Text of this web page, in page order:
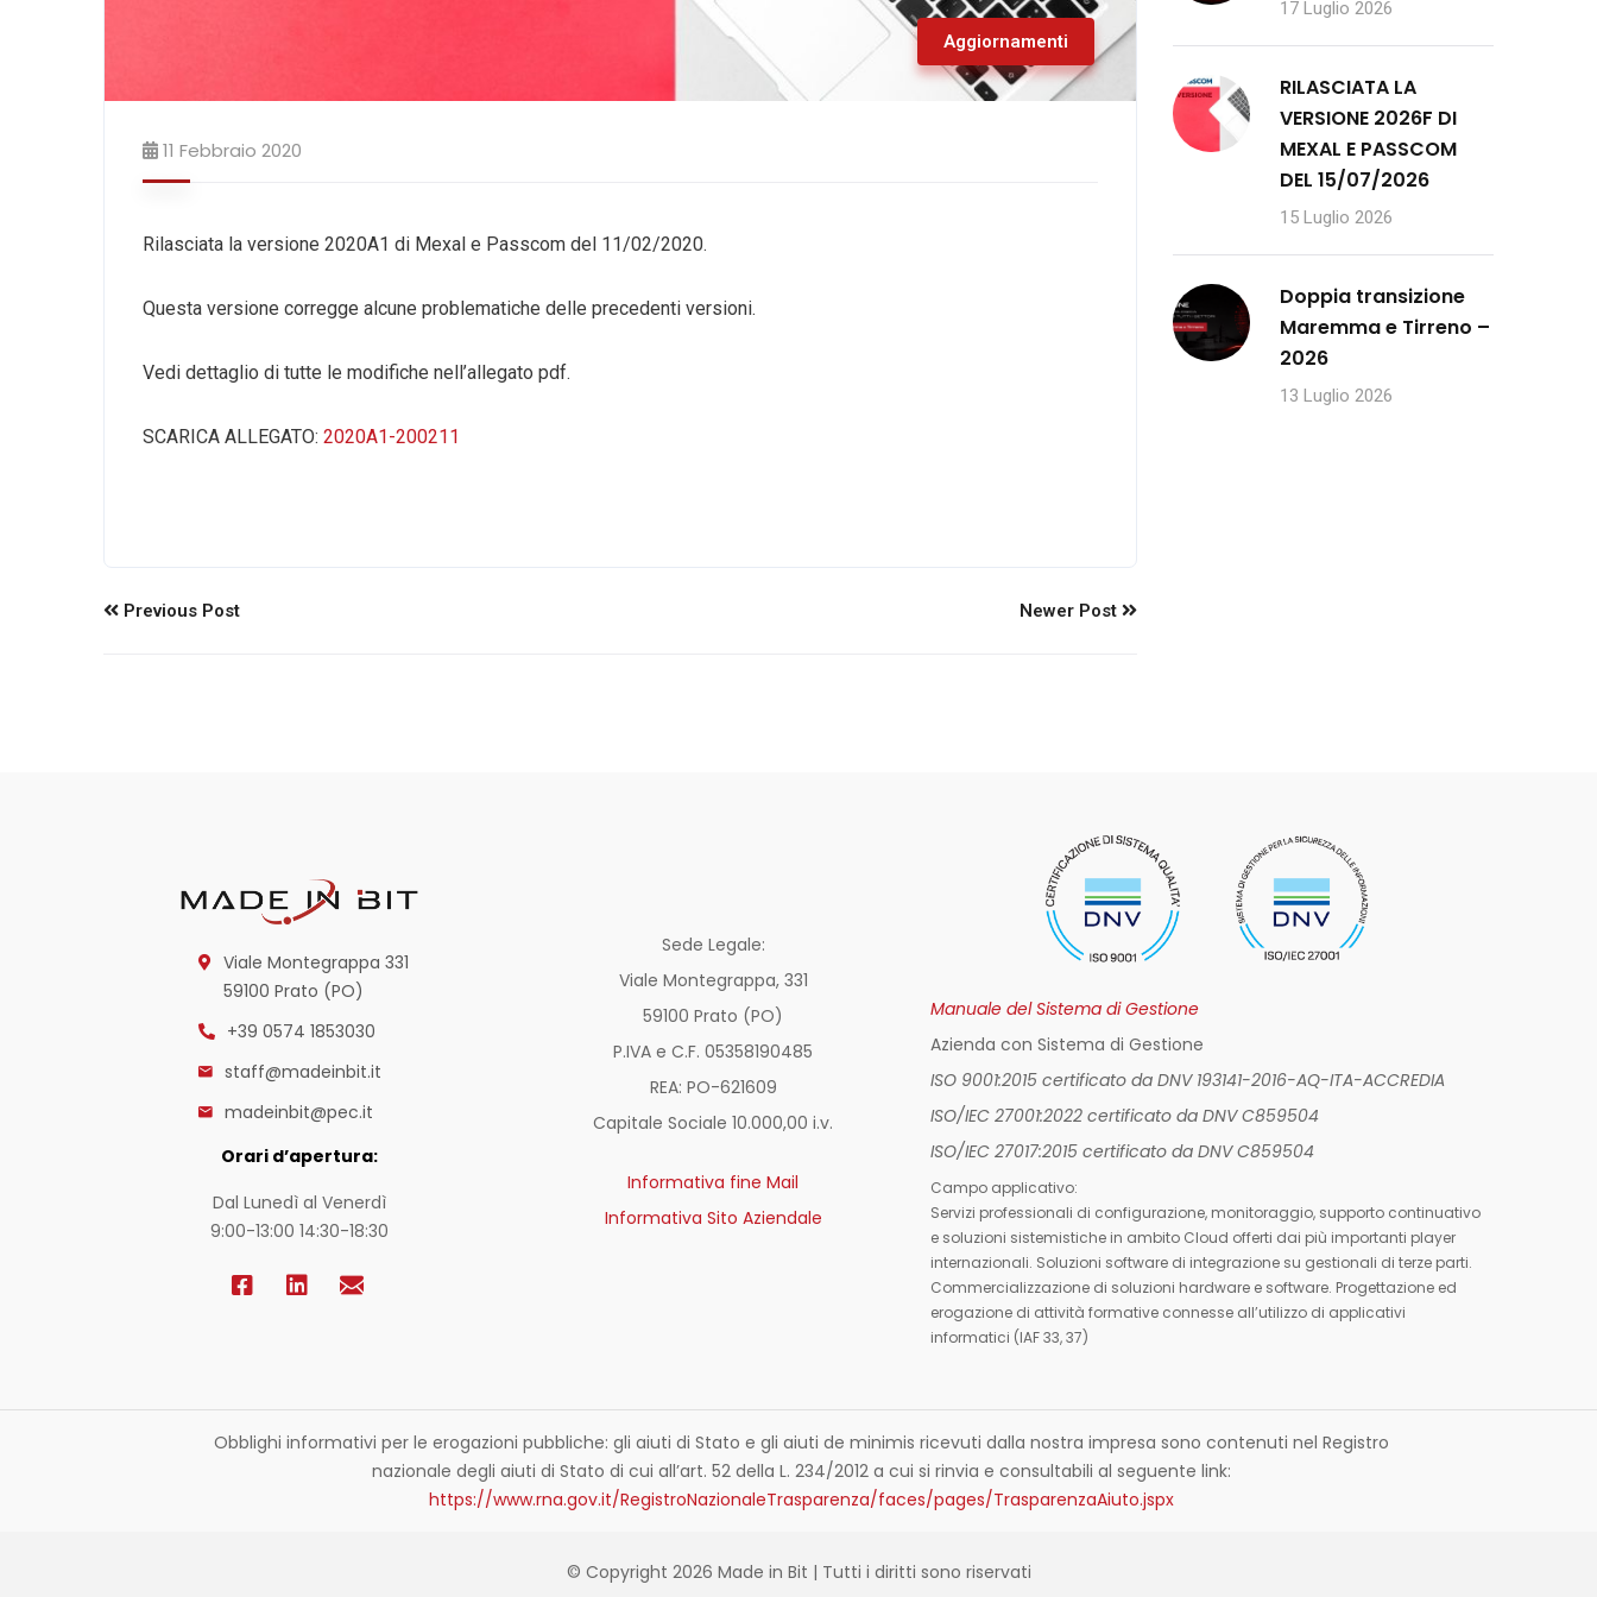
Aggiornamenti
11 Febbraio 2020
Rilasciata la versione 2020A1 di Mexal e Passcom del 11/02/2020.
Questa versione corregge alcune problematiche delle precedenti versioni.
Vedi dettaglio di tutte le modifiche nell’allegato pdf.
SCARICA ALLEGATO: 2020A1-200211
Previous Post Newer Post
17 Luglio 2026
RILASCIATA LA
VERSIONE 2026F DI
MEXAL E PASSCOM
DEL 15/07/2026
15 Luglio 2026
Doppia transizione
Maremma e Tirreno –
2026
13 Luglio 2026
Viale Montegrappa 331
59100 Prato (PO)
+39 0574 1853030
staff@madeinbit.it
madeinbit@pec.it
Orari d’apertura:
Dal Lunedì al Venerdì
9:00-13:00 14:30-18:30
Sede Legale:
Viale Montegrappa, 331
59100 Prato (PO)
P.IVA e C.F. 05358190485
REA: PO-621609
Capitale Sociale 10.000,00 i.v.
Informativa fine Mail
Informativa Sito Aziendale
Manuale del Sistema di Gestione
Azienda con Sistema di Gestione
ISO 9001:2015 certificato da DNV 193141-2016-AQ-ITA-ACCREDIA
ISO/IEC 27001:2022 certificato da DNV C859504
ISO/IEC 27017:2015 certificato da DNV C859504
Campo applicativo:
Servizi professionali di configurazione, monitoraggio, supporto continuativo
e soluzioni sistemistiche in ambito Cloud offerti dai più importanti player
internazionali. Soluzioni software di integrazione su gestionali di terze parti.
Commercializzazione di soluzioni hardware e software. Progettazione ed
erogazione di attività formative connesse all’utilizzo di applicativi
informatici (IAF 33, 37)
Obblighi informativi per le erogazioni pubbliche: gli aiuti di Stato e gli aiuti de minimis ricevuti dalla nostra impresa sono contenuti nel Registro
nazionale degli aiuti di Stato di cui all’art. 52 della L. 234/2012 a cui si rinvia e consultabili al seguente link:
https://www.rna.gov.it/RegistroNazionaleTrasparenza/faces/pages/TrasparenzaAiuto.jspx
© Copyright 2026 Made in Bit | Tutti i diritti sono riservati